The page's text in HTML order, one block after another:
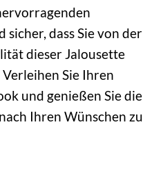
sicher, dass Sie von der
dieser Jalousette
Sie Ihren
und genießen Sie die
Ihren Wünschen zu